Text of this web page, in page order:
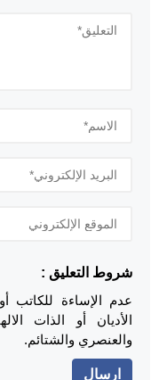
شروط التعليق :
عدم الإساءة للكاتب
الأديان أو الذات
والعنصري والشتائم.